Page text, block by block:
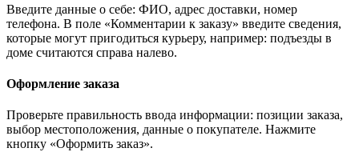
Введите данные о себе: ФИО, адрес доставки, номер
телефона. В поле «Комментарии к заказу» введите сведения,
которые могут пригодиться курьеру, например: подъезды в
доме считаются справа налево.
Оформление заказа
Проверьте правильность ввода информации: позиции заказа,
выбор местоположения, данные о покупателе. Нажмите
кнопку «Оформить заказ».